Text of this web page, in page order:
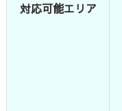
対応可能エリア